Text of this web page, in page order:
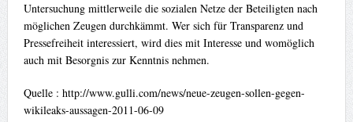
Untersuchung mittlerweile die sozialen Netze der Beteiligten nach
möglichen Zeugen durchkämmt. Wer sich für Transparenz und
Pressefreiheit interessiert, wird dies mit Interesse und womöglich
auch mit Besorgnis zur Kenntnis nehmen.
Quelle : http://www.gulli.com/news/neue-zeugen-sollen-gegen-
wikileaks-aussagen-2011-06-09